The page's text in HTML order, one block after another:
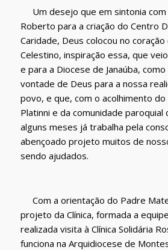
Um desejo que em sintonia com
Roberto para a criação do Centro
Caridade, Deus colocou no
Celestino, inspiração essa, que
e para a Diocese de Janaúba,
vontade de Deus para a nossa
povo, e que, com o acolhimento
Platinni e da comunidade paroquial
alguns meses já trabalha pela
abençoado projeto muitos de
sendo ajudados.
Com a orientação do Padre
projeto da Clínica, formada a
realizada visita à Clínica Solidária
funciona na Arquidiocese de